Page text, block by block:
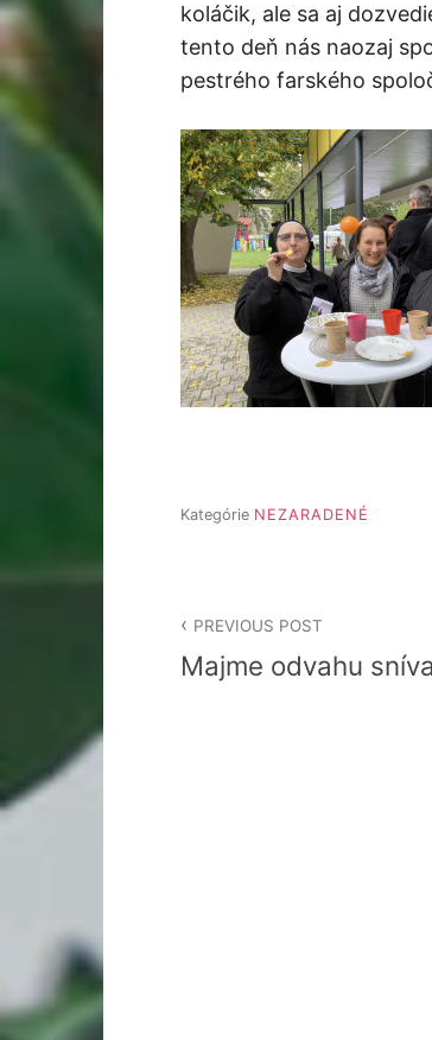
koláčik, ale sa aj
tento deň nás naozaj
pestrého farského
Kategórie NEZARADENÉ
v
PREVIOUS POST
Majme odvahu